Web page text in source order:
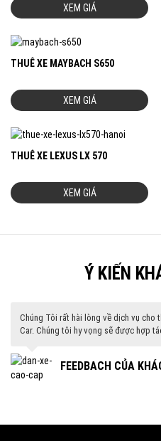
XEM GIÁ
THUÊ XE MAYBACH S650
XEM GIÁ
THUÊ XE LEXUS LX 570
XEM GIÁ
Ý KIẾN
Chúng Tôi rất hài lòng về dịch vụ cho
Car. Chúng tôi hy vọng sẽ được hợp
FEEDBACH CỦA